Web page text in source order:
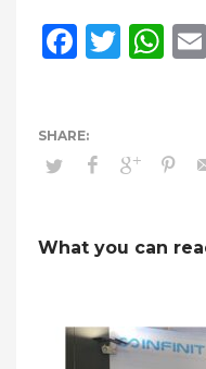
What you can